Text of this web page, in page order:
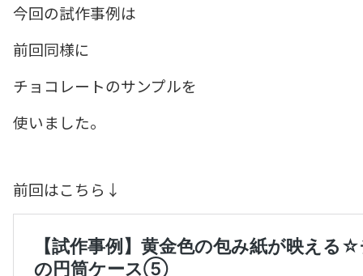
今回の試作事例は
前回同様に
チョコレートのサンプルを
使いました。
前回はこちら↓